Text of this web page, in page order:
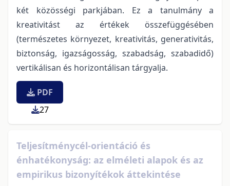
két közösségi parkjában. Ez a tanulmány a
kreativitást az értékek összefüggésében
(természetes környezet, kreativitás, generativitás,
biztonság, igazságosság, szabadság, szabadidő)
vertikálisan és horizontálisan tárgyalja.
PDF
27
Teljesítménycél-orientáció és
énhatékonyság: az elméleti alapok és az
empirikus bizonyítékok áttekintése